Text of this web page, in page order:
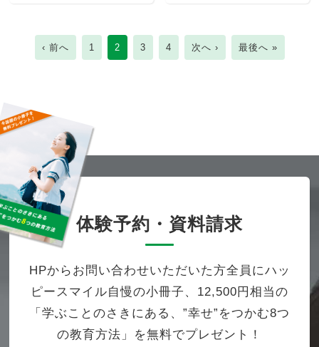
‹ 前へ 1 2 3 4 次へ › 最後へ »
体験予約・資料請求
HPからお問い合わせいただいた方全員にハッ
ピースマイル自慢の小冊子、12,500円相当の
「学ぶことのさきにある、”幸せ”をつかむ8つ
の教育方法」を無料でプレゼント！